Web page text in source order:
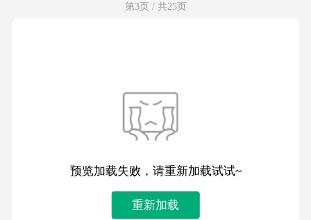
第3页 / 共25页
预览加载失败，请重新加载试试~
重新加载